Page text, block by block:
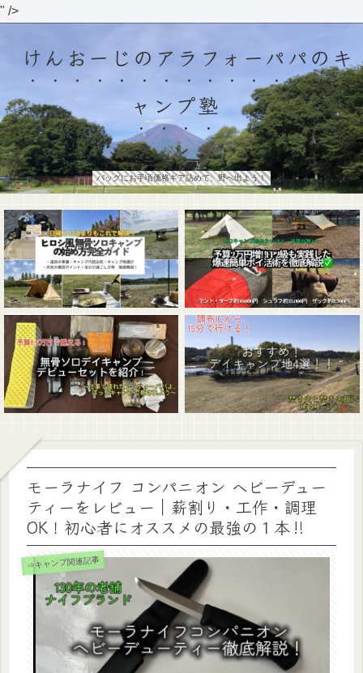
" />
けんおーじのアラフォーパパのキ
ャンプ塾
バッグにお手頃価格ギア詰めて、野へ出よう！
モーラナイフ コンパニオン ヘビーデュー
ティーをレビュー｜薪割り・工作・調理
OK！初心者にオススメの最強の１本‼
⇒キャンプ関連記事